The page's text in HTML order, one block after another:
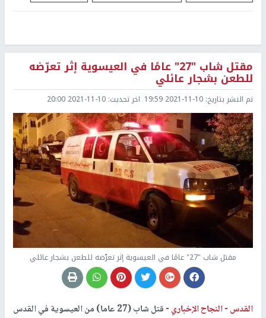
مقتل شاب "27" عامًا في العيسوية إثر تعرّضه
للطعن بشجار عائلي
تم النشر بتاريخ: 2021-11-10 19:59 اخر تحديث: 2021-11-10 20:00
مقتل شاب "27" عامًا في العيسوية إثر تعرّضه للطعن بشجار عائلي
القدس -النجاح الإخباري -
قتل شاب (27 عاما) من العيسوية في القدس